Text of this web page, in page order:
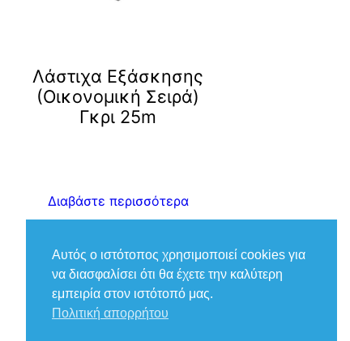
Λάστιχα Εξάσκησης
(Οικονομική Σειρά)
Γκρι 25m
Διαβάστε περισσότερα
Αυτός ο ιστότοπος χρησιμοποιεί cookies για
να διασφαλίσει ότι θα έχετε την καλύτερη
εμπειρία στον ιστότοπό μας.
Πολιτική απορρήτου